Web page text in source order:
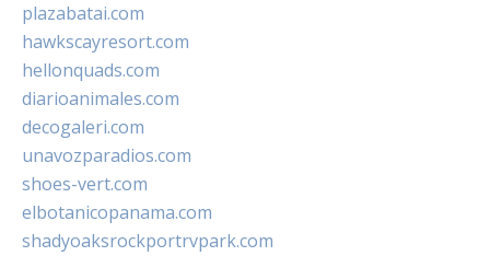
plazabatai.com
hawkscayresort.com
hellonquads.com
diarioanimales.com
decogaleri.com
unavozparadios.com
shoes-vert.com
elbotanicopanama.com
shadyoaksrockportrvpark.com